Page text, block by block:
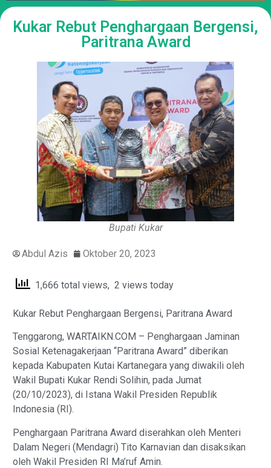
Kukar Rebut Penghargaan Bergensi,
Paritrana Award
Bupati Kukar
Abdul Azis Oktober 20, 2023
1,666 total views, 2 views today
Kukar Rebut Penghargaan Bergensi, Paritrana Award
Tenggarong, WARTAIKN.COM – Penghargaan Jaminan
Sosial Ketenagakerjaan “Paritrana Award” diberikan
kepada Kabupaten Kutai Kartanegara yang diwakili oleh
Wakil Bupati Kukar Rendi Solihin, pada Jumat
(20/10/2023), di Istana Wakil Presiden Republik
Indonesia (RI).
Penghargaan Paritrana Award diserahkan oleh Menteri
Dalam Negeri (Mendagri) Tito Karnavian dan disaksikan
oleh Wakil Presiden RI Ma’ruf Amin.